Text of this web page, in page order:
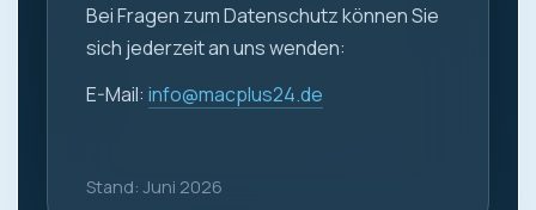
Bei Fragen zum Datenschutz können Sie
sich jederzeit an uns wenden:
E-Mail: info@macplus24.de
Stand: Juni 2026